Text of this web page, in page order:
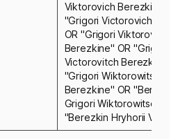
Viktorovich Berezkine"
"Grigori Victorovich
OR "Grigori Viktorovitch
Berezkine" OR "Grigori
Victorovitch Berezkine"
"Grigori Wiktorowitsch
Berezkine" OR
Grigori Wiktorowitsch"
"Berezkin Hryhorii